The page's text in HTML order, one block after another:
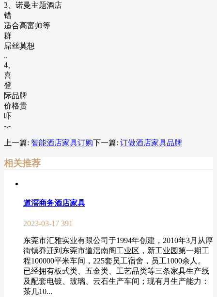
3、诺曼主题酒店
错
适合高富帅等
群
屌丝莫想
..
4、
喜
登
际品牌
价格贵
吓
-.-
上一篇: 智能酒店家具订购下一篇: 订做酒店家具品牌
相关推荐
道滘商务酒店家具
2023-03-17 391
东莞市汇雅实业有限公司于1994年创建，2010年3月从厚
街镇乔迁到东莞市道滘南阁工业区，新工业园第一期工
程100000平米车间，225套员工宿舍，员工1000余人。
已经拥有板式类、五金类、工艺品类等三条家具生产线
及配套电镀、玻璃、云石生产车间；现有月生产能力：
茶几10...